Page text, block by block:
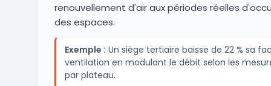
renouvellement d'air aux périodes réelles
des espaces.
Exemple : Un siège tertiaire baisse de 22 % sa
ventilation en modulant le débit selon les
par plateau.